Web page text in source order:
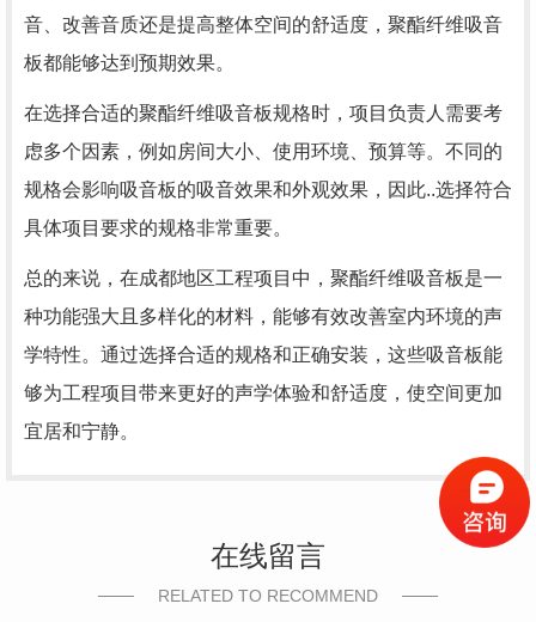
音、改善音质还是提高整体空间的舒适度，聚酯纤维吸音
板都能够达到预期效果。
在选择合适的聚酯纤维吸音板规格时，项目负责人需要考
虑多个因素，例如房间大小、使用环境、预算等。不同的
规格会影响吸音板的吸音效果和外观效果，因此..选择符合
具体项目要求的规格非常重要。
总的来说，在成都地区工程项目中，聚酯纤维吸音板是一
种功能强大且多样化的材料，能够有效改善室内环境的声
学特性。通过选择合适的规格和正确安装，这些吸音板能
够为工程项目带来更好的声学体验和舒适度，使空间更加
宜居和宁静。
在线留言
RELATED TO RECOMMEND